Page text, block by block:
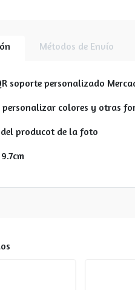
Métodos de Envío
soporte personalizado
personalizar colores y otras
producot de la foto